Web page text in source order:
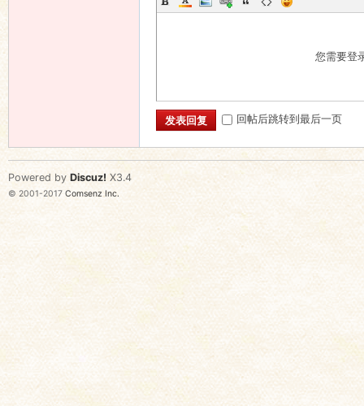
您需要登
发表回复 回帖后跳转到最后一页
Powered by Discuz! X3.4
© 2001-2017 Comsenz Inc.